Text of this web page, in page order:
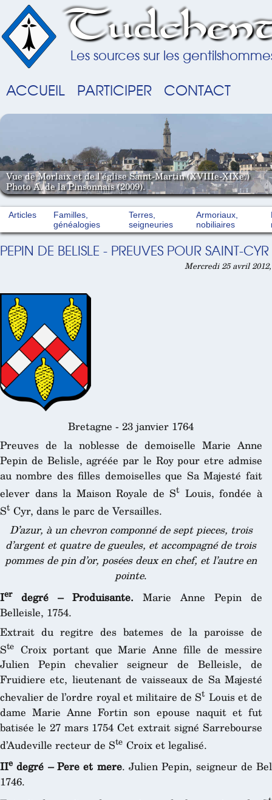
Les sources sur les
ACCUEIL PARTICIPER CONTACT
Vue de Morlaix et de l'église Saint-Martin (XVIIIe-XIXe.)
Photo A. de la Pinsonnais (2009).
Articles
Familles,
généalogies
Terres,
seigneuries
Armoriaux,
nobiliaires
PEPIN DE BELISLE - PREUVES POUR SAINT-
Mercredi 25 avril
Bretagne - 23 janvier 1764
Preuves de la noblesse de demoiselle Marie Anne
Pepin de Belisle, agréée par le Roy pour etre admise
au nombre des filles demoiselles que Sa Majesté fait
elever dans la Maison Royale de StLouis, fondée à
StCyr, dans le parc de Versailles.
D’azur, à un chevron componné de sept pieces, trois
d’argent et quatre de gueules, et accompagné de trois
pommes de pin d’or, posées deux en chef, et l’autre en
pointe.
Ierdegré – Produisante. Marie Anne Pepin de
Belleisle, 1754.
Extrait du regitre des batemes de la paroisse de
Ste Croix portant que Marie Anne fille de messire
Julien Pepin chevalier seigneur de Belleisle, de
Fruidiere etc, lieutenant de vaisseaux de Sa Majesté
chevalier de l’ordre royal et militaire de StLouis et de
dame Marie Anne Fortin son epouse naquit et fut
batisée le 27 mars 1754 Cet extrait signé Sarrebourse
d’Audeville recteur de Ste Croix et legalisé.
IIe degré – Pere et mere. Julien Pepin, seigneur de
1746.